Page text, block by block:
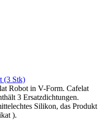
(3 Stk)
Robot in V-Form. Cafelat
3 Ersatzdichtungen.
Silikon, das Produkt
).